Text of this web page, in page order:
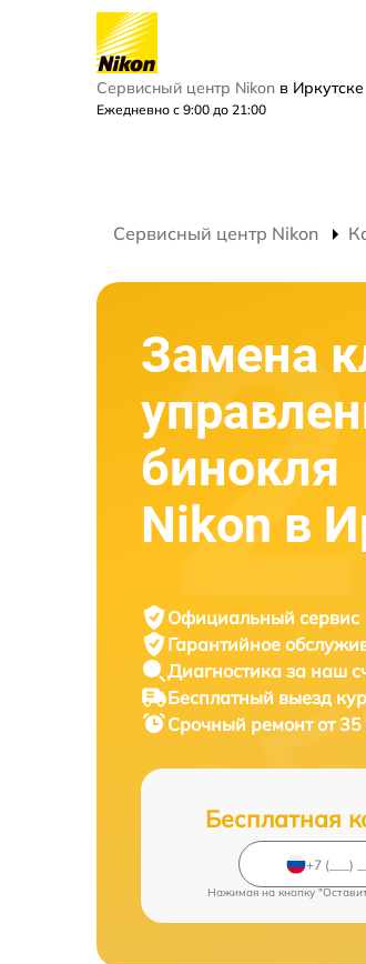
Сервисный центр Nikon в Иркутске
Ежедневно с 9:00 до 21:00
Сервисный центр Nikon
Замена
бинокля
Nikon в
Официальный сервис
Гарантийное
Диагностика за наш
Бесплатный выезд
Срочный ремонтот
Бесплатная
Нажимая на кнопку